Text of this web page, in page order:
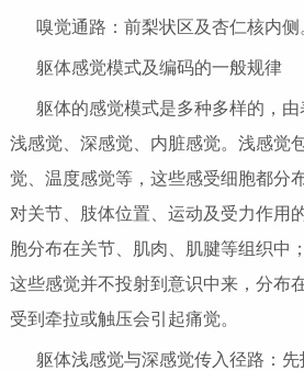
嗅觉通路：前梨状区及杏仁核内侧
躯体感觉模式及编码的一般规律
躯体的感觉模式是多种多样的，由
浅感觉、深感觉、内脏感觉。浅感觉
觉、温度感觉等，这些感受细胞都分
对关节、肢体位置、运动及受力作用
胞分布在关节、肌肉、肌腱等组织中
这些感觉并不投射到意识中来，分布
受到牵拉或触压会引起痛觉。
躯体浅感觉与深感觉传入径路：先